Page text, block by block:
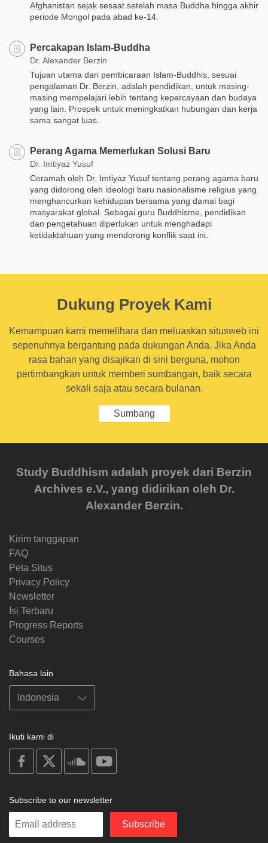
Afghanistan sejak sesaat setelah masa Buddha hingga akhir
periode Mongol pada abad ke-14.
Percakapan Islam-Buddha
Dr. Alexander Berzin
Tujuan utama dari pembicaraan Islam-Buddhis, sesuai
pengalaman Dr. Berzin, adalah pendidikan, untuk masing-
masing mempelajari lebih tentang kepercayaan dan budaya
yang lain. Prospek untuk meningkatkan hubungan dan kerja
sama sangat luas.
Perang Agama Memerlukan Solusi Baru
Dr. Imtiyaz Yusuf
Ceramah oleh Dr. Imtiyaz Yusuf tentang perang agama baru
yang didorong oleh ideologi baru nasionalisme religius yang
menghancurkan kehidupan bersama yang damai bagi
masyarakat global. Sebagai guru Buddhisme, pendidikan
dan pengetahuan diperlukan untuk menghadapi
ketidaktahuan yang mendorong konflik saat ini.
Dukung Proyek Kami
Kemampuan kami memelihara dan meluaskan situsweb ini
sepenuhnya bergantung pada dukungan Anda. Jika Anda
rasa bahan yang disajikan di sini berguna, mohon
pertimbangkan untuk memberi sumbangan, baik secara
sekali saja atau secara bulanan.
Sumbang
Study Buddhism adalah proyek dari Berzin
Archives e.V., yang didirikan oleh Dr.
Alexander Berzin.
Kirim tanggapan
FAQ
Peta Situs
Privacy Policy
Newsletter
Isi Terbaru
Progress Reports
Courses
Bahasa lain
Ikuti kami di
on
facebook
soundcloud
Subscribe to our newsletter
Enter
Subscribe